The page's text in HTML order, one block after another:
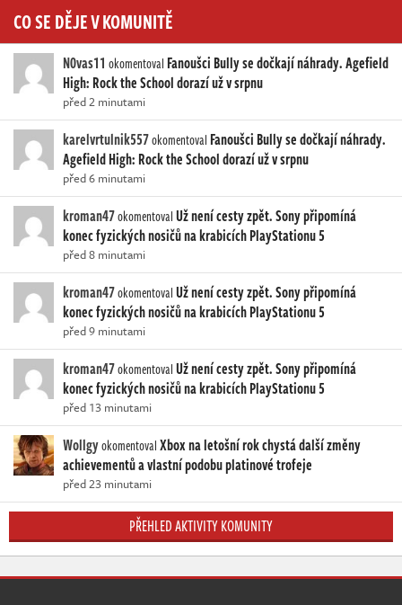
CO SE DĚJE V KOMUNITĚ
N0vas11 okomentoval Fanoušci Bully se dočkají náhrady. Agefield
High: Rock the School dorazí už v srpnu
před 2 minutami
karelvrtulnik557okomentoval Fanoušci Bully se dočkají náhrady.
Agefield High: Rock the School dorazí už v srpnu
před 6 minutami
kroman47okomentovalUž není cesty zpět. Sony připomíná
konec fyzických nosičů na krabicích PlayStationu 5
před 8 minutami
kroman47okomentovalUž není cesty zpět. Sony připomíná
konec fyzických nosičů na krabicích PlayStationu 5
před 9 minutami
kroman47okomentovalUž není cesty zpět. Sony připomíná
konec fyzických nosičů na krabicích PlayStationu 5
před 13 minutami
WollgyokomentovalXbox na letošní rok chystá další změny
achievementů a vlastní podobu platinové trofeje
před 23 minutami
PŘEHLED AKTIVITY KOMUNITY